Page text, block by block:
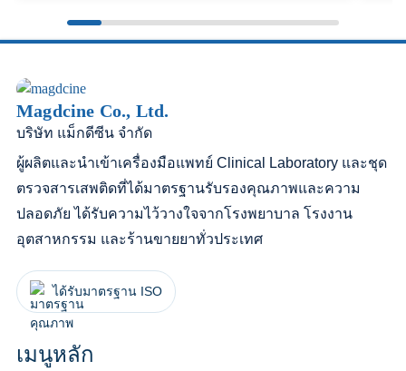
Magdcine Co., Ltd.
บริษัท แม็กดีซีน จำกัด
ผู้ผลิตและนำเข้าเครื่องมือแพทย์ Clinical Laboratory และชุด
ตรวจสารเสพติดที่ได้มาตรฐานรับรองคุณภาพและความ
ปลอดภัย ได้รับความไว้วางใจจากโรงพยาบาล โรงงาน
อุตสาหกรรม และร้านขายยาทั่วประเทศ
ได้รับมาตรฐาน ISO
เมนูหลัก